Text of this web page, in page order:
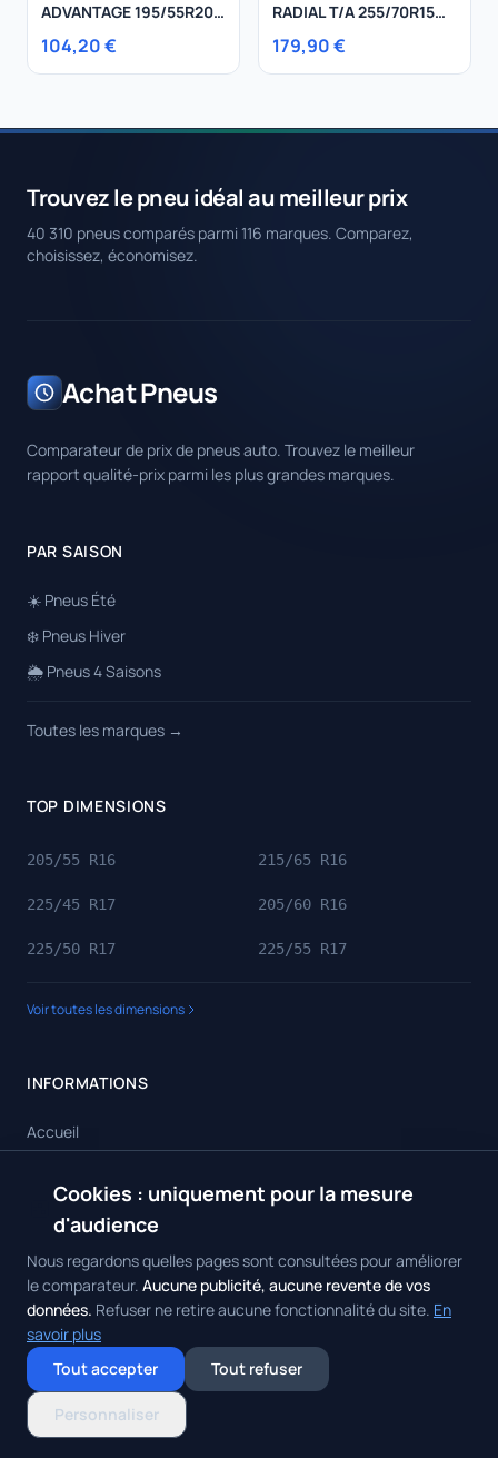
ADVANTAGE 195/55R20
95H
104,20 €
RADIAL T/A 255/70R15
108S
179,90 €
Trouvez le pneu idéal au meilleur prix
40 310 pneus comparés parmi 116 marques. Comparez,
choisissez, économisez.
Achat Pneus
Comparateur de prix de pneus auto. Trouvez le meilleur
rapport qualité-prix parmi les plus grandes marques.
PAR SAISON
☀️ Pneus Été
❄️ Pneus Hiver
🌦️ Pneus 4 Saisons
Toutes les marques →
TOP DIMENSIONS
205/55 R16 215/65 R16
225/45 R17 205/60 R16
225/50 R17 225/55 R17
Voir toutes les dimensions
INFORMATIONS
Accueil
Toutes les marques
Contact
© 2026 Achat Pneus. Tous droits réservés.Mentions Légales
de Confidentialité
Contact
Cookies : uniquement pour la mesure
d'audience
Nous regardons quelles pages sont consultées pour améliorer
le comparateur. Aucune publicité, aucune revente de vos
données. Refuser ne retire aucune fonctionnalité du site. En
savoir plus
Tout accepter
Tout refuser
Personnaliser